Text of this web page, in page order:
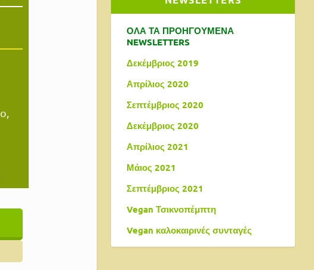
ΟΛΑ ΤΑ ΠΡΟΗΓΟΥΜΕΝΑ
NEWSLETTERS
Δεκέμβριος 2019
Απρίλιος 2020
Σεπτέμβριος 2020
Δεκέμβριος 2020
Απρίλιος 2021
Μάιος 2021
Σεπτέμβριος 2021
Vegan Τσικνοπέμπτη
Vegan καλοκαιρινές συνταγές